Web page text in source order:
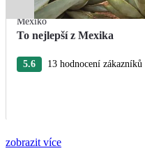
Mexiko
To nejlepší z Mexika
5.6 13 hodnocení zákazníků
zobrazit více